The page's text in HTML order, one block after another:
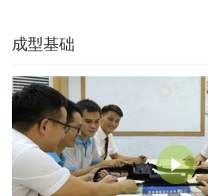
成型基础